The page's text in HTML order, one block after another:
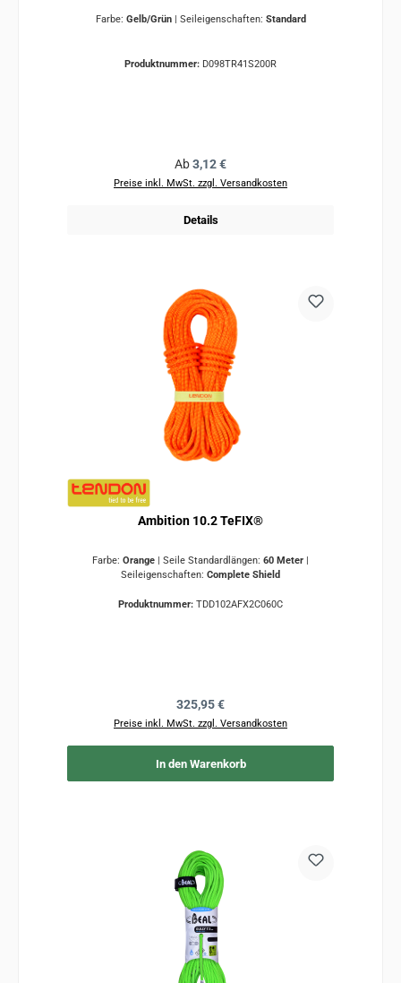
Farbe: Gelb/Grün Seileigenschaften: Standard
Produktnummer: D098TR41S200R
Regulärer Preis:
Ab3,12 €
Preise inkl. MwSt. zzgl. Versandkosten
Details
Ambition 10.2 TeFIX®
Farbe: Orange | Seile Standardlängen: 60 Meter |
Seileigenschaften: Complete Shield
Produktnummer: TDD102AFX2C060C
Regulärer Preis:
325,95 €
Preise inkl. MwSt. zzgl. Versandkosten
In den Warenkorb